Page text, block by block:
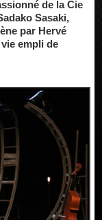
de la Cie
Sasaki,
par Hervé
empli de